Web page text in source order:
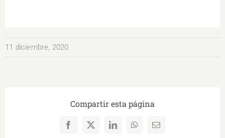
11 diciembre, 2020
Compartir esta página
Facebook
X LinkedInWhatsAppCorreo